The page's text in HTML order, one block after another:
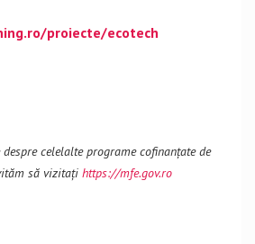
proiecte/ecotech
celelalte programe cofinanțate de
să vizitați https://mfe.gov.ro